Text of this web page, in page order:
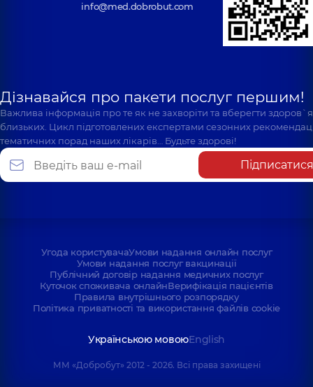
info@med.dobrobut.com
Дізнавайся про пакети послуг першим!
Важлива інформація про те як не захворіти та вберегти
близьких. Цикл підготовлених експертами сезонних
тематичних порад наших лікарів… Будьте здорові!
Підписатися
Угода користувачаУмови надання онлайн послуг
Умови надання послуг вакцинації
Публічний договір надання медичних послуг
Куточок споживача онлайнВерифікація пацієнтів
Правила внутрішнього розпорядку
Політика приватності та використання файлів cookie
Українською мовоюEnglish
ММ «Добробут» 2012 - 2026. Всі права захищені